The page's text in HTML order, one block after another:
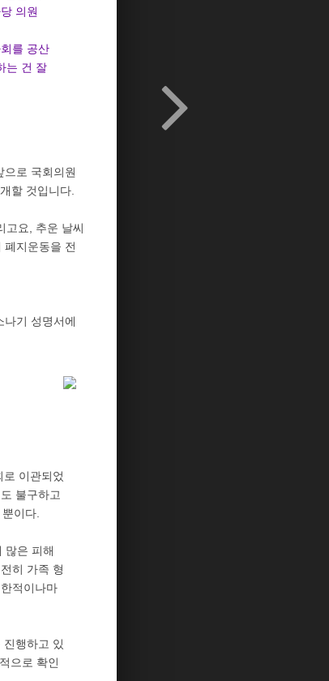
의원
를 공산
는 건 잘
로 국회의원
할 것입니다.
고요, 추운 날씨
지운동을 전
기 성명서에
로 이관되었
불구하고
이다.
많은 피해
히 가족 형
적이나마
진행하고 있
으로 확인